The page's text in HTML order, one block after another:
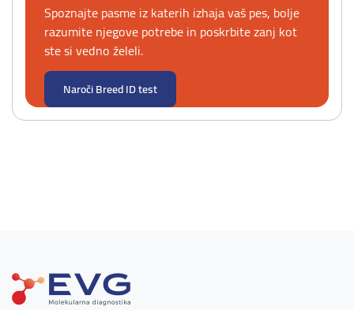
Spoznajte pasme iz katerih izhaja vaš pes, bolje
razumite njegove potrebe in poskrbite zanj kot
ste si vedno želeli.
Naroči Breed ID test